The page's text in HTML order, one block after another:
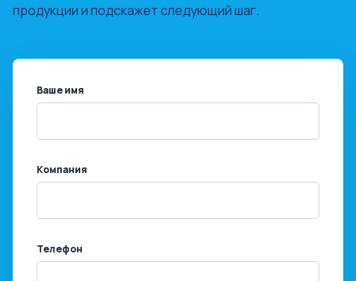
продукции и подскажет следующий шаг.
Ваше имя
Компания
Телефон